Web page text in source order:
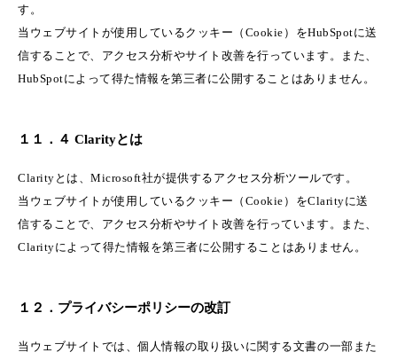
す。
当ウェブサイトが使用しているクッキー（Cookie）をHubSpotに送
信することで、アクセス分析やサイト改善を行っています。また、
HubSpotによって得た情報を第三者に公開することはありません。
１１．４ Clarityとは
Clarityとは、Microsoft社が提供するアクセス分析ツールです。
当ウェブサイトが使用しているクッキー（Cookie）をClarityに送
信することで、アクセス分析やサイト改善を行っています。また、
Clarityによって得た情報を第三者に公開することはありません。
１２．プライバシーポリシーの改訂
当ウェブサイトでは、個人情報の取り扱いに関する文書の一部また